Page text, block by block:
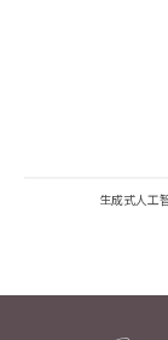
生成式人工